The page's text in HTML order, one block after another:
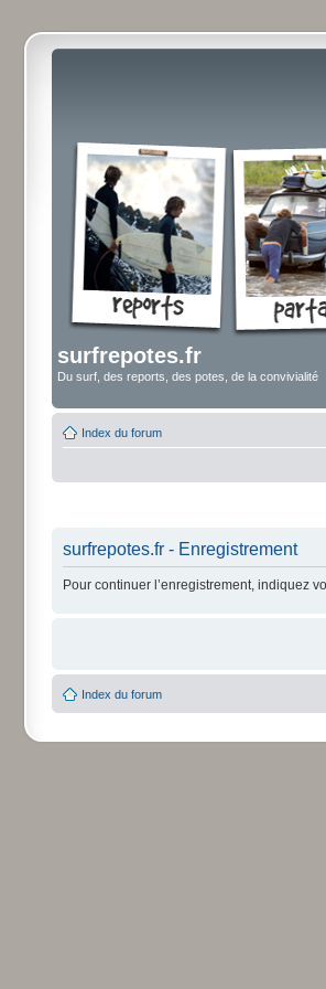
surfrepotes.fr
Du surf, des reports, des potes, de la convivialité
Index du forum
surfrepotes.fr - Enregistrement
Pour continuer l’enregistrement, indiquez
Index du forum